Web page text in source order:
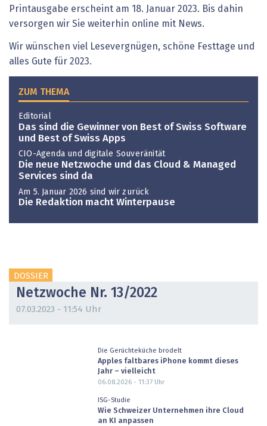
Printausgabe erscheint am 18. Januar 2023. Bis dahin
versorgen wir Sie weiterhin online mit News.
Wir wünschen viel Lesevergnügen, schöne Festtage und
alles Gute für 2023.
ZUM THEMA
Editorial
Das sind die Gewinner von Best of Swiss Software
und Best of Swiss Apps
CIO-Agenda und digitale Souveränität
Die neue Netzwoche und das Cloud & Managed
Services sind da
Am 5. Januar 2026 sind wir zurück
Die Redaktion macht Winterpause
DOSSIER
Netzwoche Nr. 13/2022
07.03.2023 - 11:54 Uhr
Die Gerüchteküche brodelt
Apples faltbares iPhone kommt dieses
Jahr – vielleicht
06.08.2026 - 11:37Uhr
ISG-Studie
Wie Schweizer Unternehmen ihre Cloud
an KI anpassen